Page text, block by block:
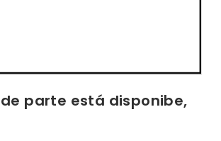
de parte está disponibe,